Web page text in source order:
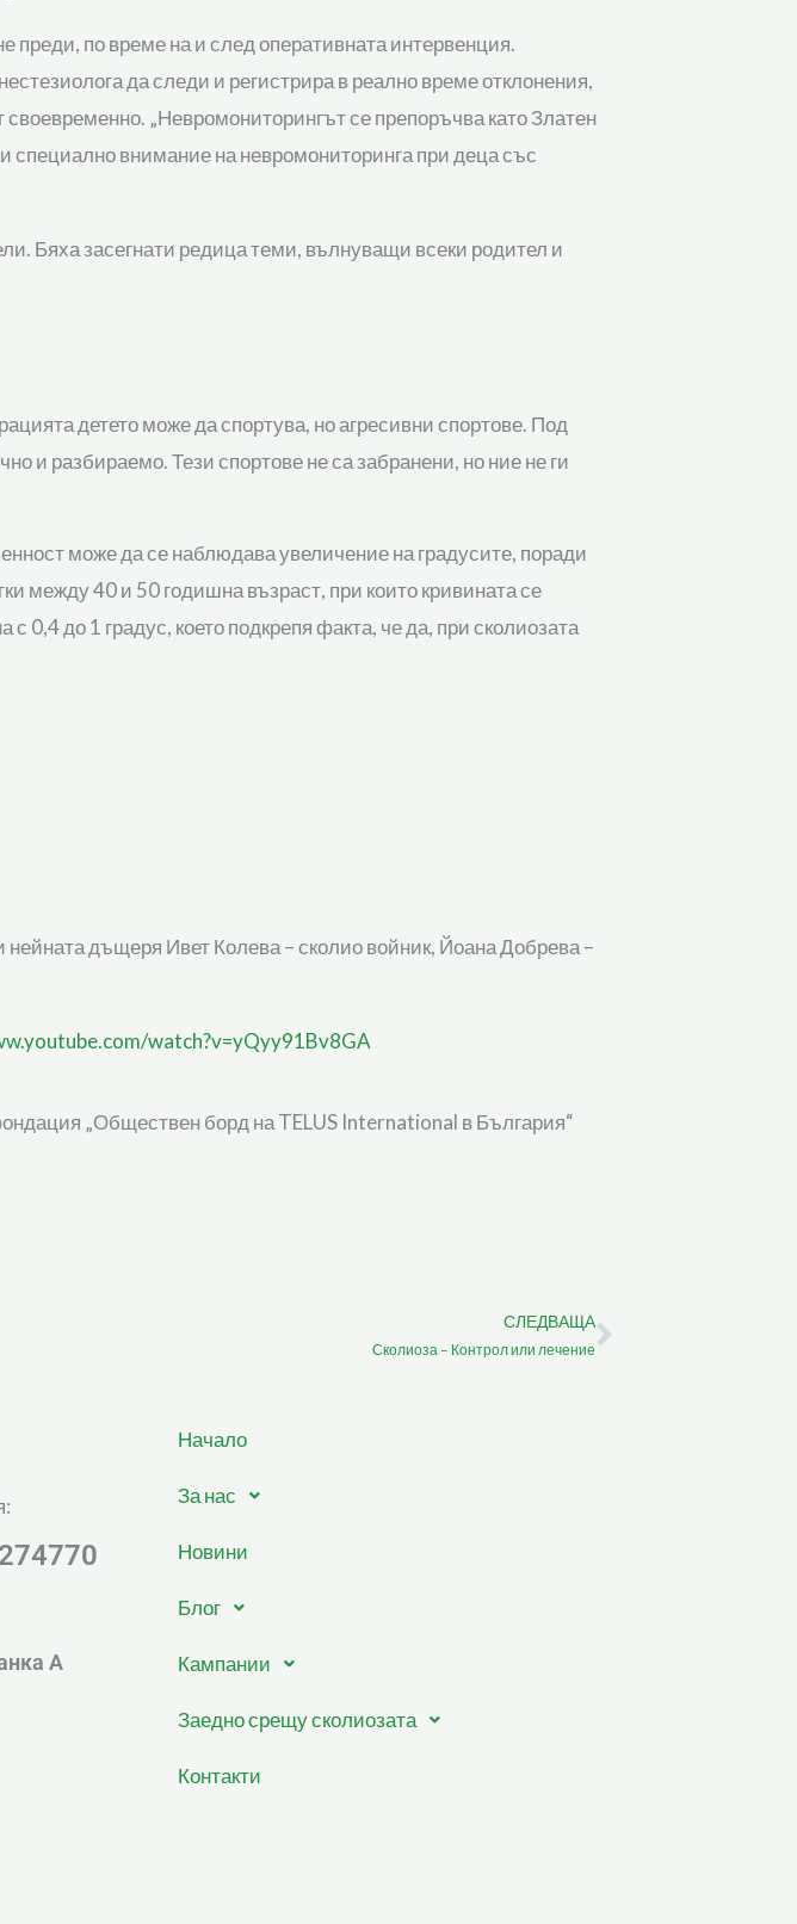
преди, по време на и след оперативната интервенция.
да следи и регистрира в реално време отклонения,
„Невромониторингът се препоръчва като Златен
специално внимание на невромониторинга при деца със
Бяха засегнати редица теми, вълнуващи всеки родител и
детето може да спортува, но агресивни спортове. Под
и разбираемо. Тези спортове не са забранени, но ние не ги
може да се наблюдава увеличение на градусите, поради
между 40 и 50 годишна възраст, при които кривината се
0,4 до 1 градус, което подкрепя факта, че да, при сколиозата
дъщеря Ивет Колева – сколио войник, Йоана Добрева –
watch?v=yQyy91Bv8GA
„Обществен борд на TELUS International в България“
СЛЕДВАЩА
Сколиоза – Контрол или лечениеNext
А
Начало
За нас
Новини
Блог
Кампании
Заедно срещу сколиозата
Контакти